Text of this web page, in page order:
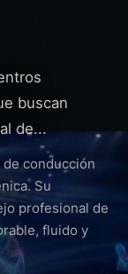
buscan
de...
de conducción
Su
profesional de
fluido y